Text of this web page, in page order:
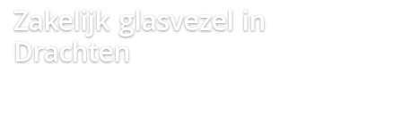
Zakelijk glasvezel in
Drachten